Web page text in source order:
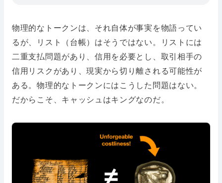
物理的なトークンは、それ自体が事実を物語ってい
るが、リスト（台帳）はそうではない。リストには
二重支払問題があり、信用を必要とし、取引相手の
信用リスクがあり、現実から切り離される可能性が
ある。物理的なトークンにはこうした問題はない。
だからこそ、キャッシュはキングなのだ。